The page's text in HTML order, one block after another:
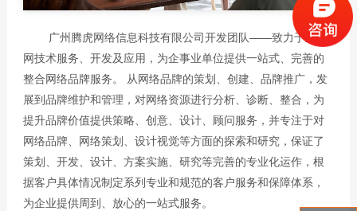
广州腾虎网络信息科技有限公司开发团队——致力于互联
网技术服务、开发及应用，为企事业单位提供一站式、完善的
整合网络品牌服务。 从网络品牌的策划、创建、品牌推广，发
展到品牌维护和管理，对网络资源进行分析、诊断、整合，为
提升品牌价值提供策略、创意、设计、顾问服务，并专注于对
网络品牌、网络策划、设计视觉等方面的探索和研究，保证了
策划、开发、设计、方案实施、研究等完善的专业化运作，根
据客户具体情况制定系列专业和规范的客户服务和保障体系，
为企业提供周到、放心的一站式服务。